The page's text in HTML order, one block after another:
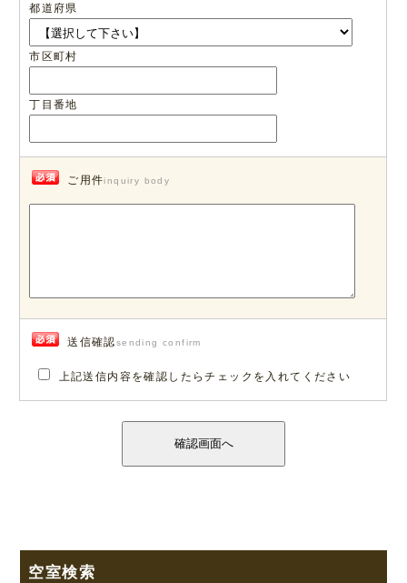
都道府県
市区町村
丁目番地
ご用件inquiry body
送信確認sending confirm
上記送信内容を確認したらチェックを入れてください
空室検索